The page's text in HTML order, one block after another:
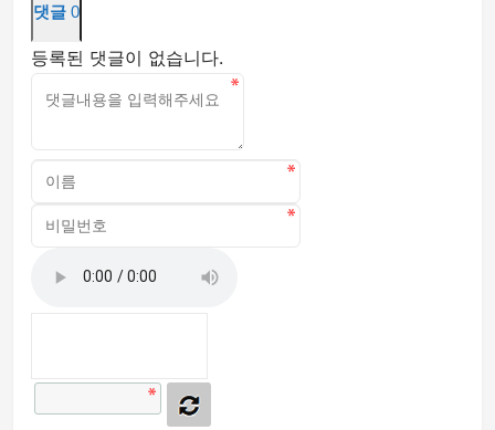
댓글 0
등록된 댓글이 없습니다.